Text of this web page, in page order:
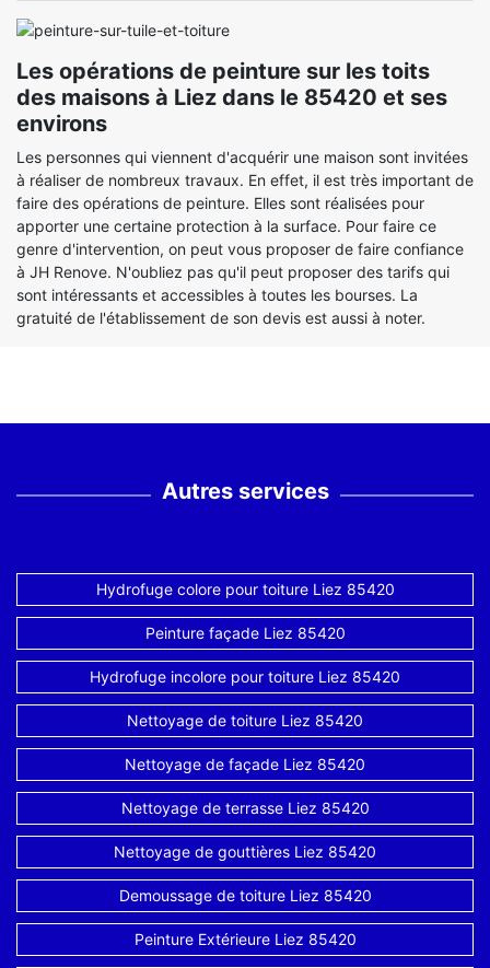
Les opérations de peinture sur les toits
des maisons à Liez dans le 85420 et ses
environs
Les personnes qui viennent d'acquérir une maison sont invitées
à réaliser de nombreux travaux. En effet, il est très important de
faire des opérations de peinture. Elles sont réalisées pour
apporter une certaine protection à la surface. Pour faire ce
genre d'intervention, on peut vous proposer de faire confiance
à JH Renove. N'oubliez pas qu'il peut proposer des tarifs qui
sont intéressants et accessibles à toutes les bourses. La
gratuité de l'établissement de son devis est aussi à noter.
Autres services
Hydrofuge colore pour toiture Liez 85420
Peinture façade Liez 85420
Hydrofuge incolore pour toiture Liez 85420
Nettoyage de toiture Liez 85420
Nettoyage de façade Liez 85420
Nettoyage de terrasse Liez 85420
Nettoyage de gouttières Liez 85420
Demoussage de toiture Liez 85420
Peinture Extérieure Liez 85420